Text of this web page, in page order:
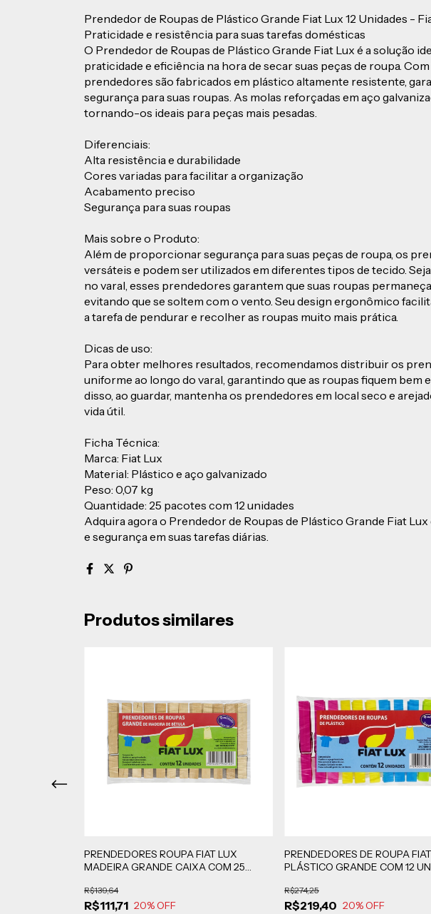
Prendedor de Roupas de Plástico Grande Fiat Lux 12 Unidades -
Praticidade e resistência para suas tarefas domésticas
O Prendedor de Roupas de Plástico Grande Fiat Lux é a solução
praticidade e eficiência na hora de secar suas peças de roupa. Com
prendedores são fabricados em plástico altamente resistente,
segurança para suas roupas. As molas reforçadas em aço
tornando-os ideais para peças mais pesadas.
Diferenciais:
Alta resistência e durabilidade
Cores variadas para facilitar a organização
Acabamento preciso
Segurança para suas roupas
Mais sobre o Produto:
Além de proporcionar segurança para suas peças de roupa, os
versáteis e podem ser utilizados em diferentes tipos de tecido.
no varal, esses prendedores garantem que suas roupas
evitando que se soltem com o vento. Seu design ergonômico
a tarefa de pendurar e recolher as roupas muito mais prática.
Dicas de uso:
Para obter melhores resultados, recomendamos distribuir os
uniforme ao longo do varal, garantindo que as roupas fiquem bem
disso, ao guardar, mantenha os prendedores em local seco e
vida útil.
Ficha Técnica:
Marca: Fiat Lux
Material: Plástico e aço galvanizado
Peso: 0,07 kg
Quantidade: 25 pacotes com 12 unidades
Adquira agora o Prendedor de Roupas de Plástico Grande Fiat
e segurança em suas tarefas diárias.
Produtos similares
PRENDEDORES ROUPA FIAT LUX
MADEIRA GRANDE CAIXA COM 25
R$111,71
R$139,64
20% OFF
PRENDEDORES DE ROUPA
PLÁSTICO GRANDE COM 12
R$219,40
R$274,25
20% OFF